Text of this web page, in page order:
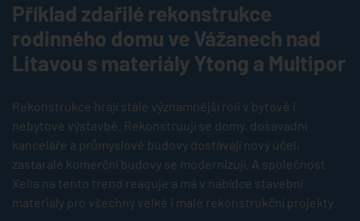
Příklad zdařilé rekonstrukce
rodinného domu ve Vážanech nad
Litavou s materiály Ytong a Multipor
Rekonstrukce hrají stále významnější roli v bytové i
nebytové výstavbě. Rekonstruují se domy, dosavadní
kanceláře a průmyslové budovy dostávají nový účel,
zastaralé komerční budovy se modernizují. A společnost
Xella na tento trend reaguje a má v nabídce stavební
materiály pro všechny velké i malé rekonstrukční projekty.